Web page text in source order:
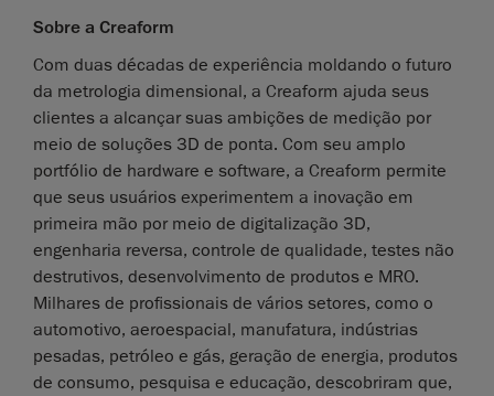
Sobre a Creaform
Com duas décadas de experiência moldando o futuro
da metrologia dimensional, a Creaform ajuda seus
clientes a alcançar suas ambições de medição por
meio de soluções 3D de ponta. Com seu amplo
portfólio de hardware e software, a Creaform permite
que seus usuários experimentem a inovação em
primeira mão por meio de digitalização 3D,
engenharia reversa, controle de qualidade, testes não
destrutivos, desenvolvimento de produtos e MRO.
Milhares de profissionais de vários setores, como o
automotivo, aeroespacial, manufatura, indústrias
pesadas, petróleo e gás, geração de energia, produtos
de consumo, pesquisa e educação, descobriram que,